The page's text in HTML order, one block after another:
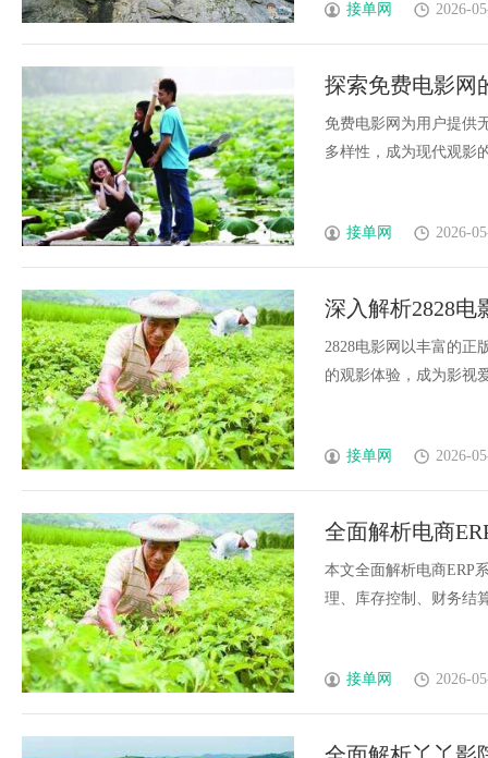
接单网 2026-
探索免费电影网
免费电影网为用户提供
多样性，成为现代观影
接单网 2026-
深入解析2828
2828电影网以丰富的正
的观影体验，成为影视
接单网 2026-
全面解析电商
本文全面解析电商ERP
理、库存控制、财务结
接单网 2026-